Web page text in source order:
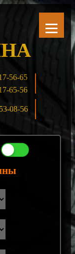
56-65
65-56
08-56